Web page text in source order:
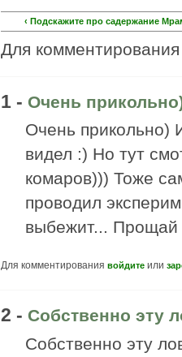
‹ Подскажите про садержание
Для
1 - Очень
Очень прикольно)
видел :) Но тут
комаров))) Тоже
проводил
выбежит... Прощай
Для комментирования войдите или
2 - Собственно эту
Собственно эту